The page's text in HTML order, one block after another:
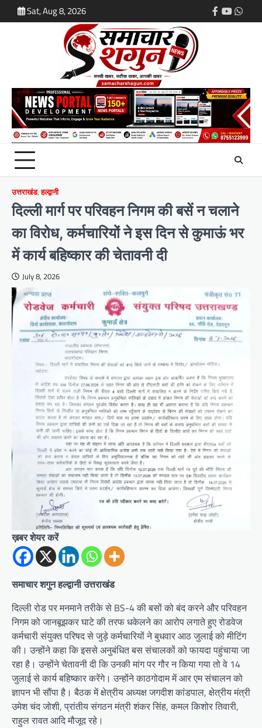
to
Sat, Aug 8, 2026 Facebook
Youtube
उत्तराखंड,हल्द्वानी
दिल्ली मार्ग पर परिवहन निगम की बसें न चलाने
का विरोध, कर्मचारियों ने इस दिन से कुमाऊं भर
में कार्य बहिष्कार की चेतावनी दी
July 8, 2026
ख़बर शेयर करें
समाचार शगुन हल्द्वानी उत्तराखंड
दिल्ली रोड पर मनमाने तरीके से BS-4 की बसों को बंद करने और परिवहन
निगम को जानबूझकर घाटे की तरफ धकेलने का आरोप लगाते हुए रोडवेज
कर्मचारी संयुक्त परिषद से जुड़े कर्मचारियों ने बुधवार आठ जुलाई को मीटिंग
की। उन्होंने कहा कि इससे अनुबंधित बस संचालकों को फायदा पहुंचाया जा
रहा है। उन्होंने चेतावनी दी कि उनकी मांग पर गौर न किया गया तो वे 14
जुलाई से कार्य बहिष्कार करेंगे। उन्होंने काठगोदाम में आर एम संचालन को
ज्ञापन भी सौंपा है। बैठक में क्षेत्रीय अध्यक्ष जगदीश कांडपाल, क्षेत्रीय मंत्री
उमेश चंद जोशी, प्रांतीय संगठन मंत्री शंकर सिंह, कमल किशोर तिवारी,
राहुल रावत आदि मौजूद रहे।